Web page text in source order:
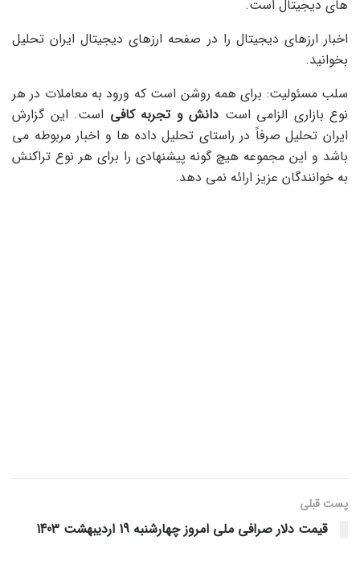
های دیجیتال است.
اخبار ارزهای دیجیتال را در صفحه ارزهای دیجیتال ایران تحلیل
بخوانید.
سلب مسئولیت: برای همه روشن است که ورود به معاملات در هر
نوع بازاری الزامی است دانش و تجربه کافی است. این گزارش
ایران تحلیل صرفاً در راستای تحلیل داده ها و اخبار مربوطه می
باشد و این مجموعه هیچ گونه پیشنهادی را برای هر نوع تراکنش
به خوانندگان عزیز ارائه نمی دهد.
پست قبلی
قیمت دلار صرافی ملی امروز چهارشنبه 19 اردیبهشت 1403